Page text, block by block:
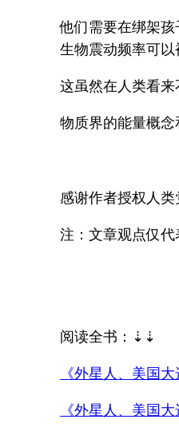
他们需要在绑架
生物震动频率可以
这虽然在人类看来
物质界的能量概念
感谢作者授权人类
注：文章观点仅代
阅读全书：⇣⇣
《外星人、美国
《外星人、美国